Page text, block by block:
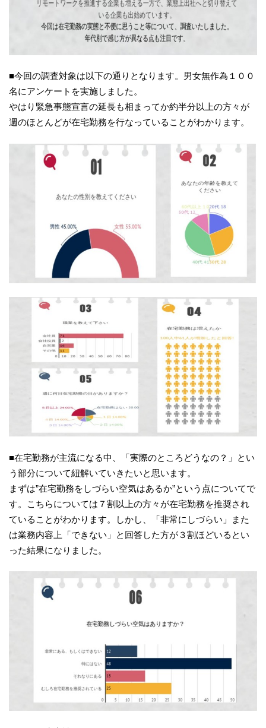
■今回の調査対象は以下の通りとなります。男女無作為１００
名にアンケートを実施しました。
やはり緊急事態宣言の延長も相まってか約半分以上の方々が
週のほとんどが在宅勤務を行なっていることがわかります。
■在宅勤務が主流になる中、「実際のところどうなの？」とい
う部分について紐解いていきたいと思います。
まずは”在宅勤務をしづらい空気はあるか”という点についてで
す。こちらについては７割以上の方々が在宅勤務を推奨され
ていることがわかります。しかし、「非常にしづらい」また
は業務内容上「できない」と回答した方が３割ほどいるとい
った結果になりました。